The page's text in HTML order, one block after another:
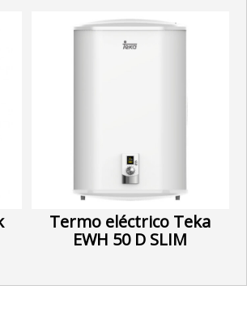
Termo eléctrico Teka
EWH 50 D SLIM